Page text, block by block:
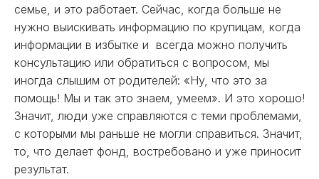
семье, и это работает. Сейчас, когда больше не
нужно выискивать информацию по крупицам, когда
информации в избытке и всегда можно получить
консультацию или обратиться с вопросом, мы
иногда слышим от родителей: «Ну, что это за
помощь! Мы и так это знаем, умеем». И это хорошо!
Значит, люди уже справляются с теми проблемами,
с которыми мы раньше не могли справиться. Значит,
то, что делает фонд, востребовано и уже приносит
результат.